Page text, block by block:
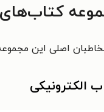
کتاب‌های
اصلی این